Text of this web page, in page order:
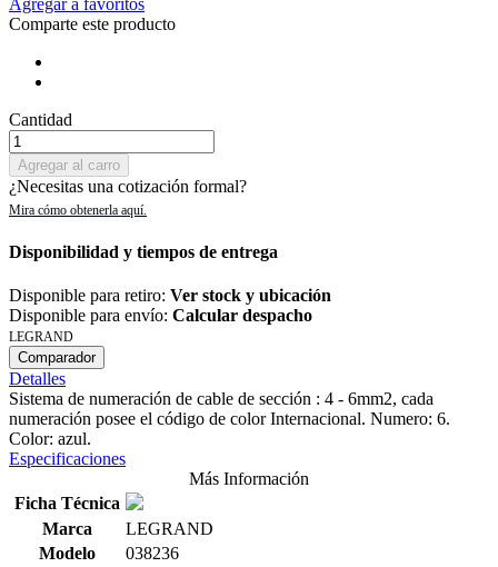
Comparte este producto
Cantidad
Agregar al carro
¿Necesitas una cotización formal?
Disponibilidad y tiempos de entrega
Disponible para retiro: Ver stock y ubicación
Disponible para envío: Calcular despacho
LEGRAND
Comparador
Detalles
Sistema de numeración de cable de sección : 4 - 6mm2, cada
numeración posee el código de color Internacional. Numero: 6.
Color: azul.
Especificaciones
Más Información
Ficha Técnica
Marca
LEGRAND
Modelo
038236